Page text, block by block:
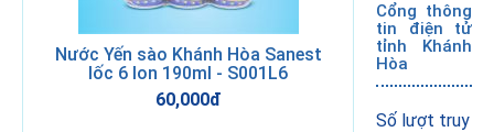
Nước Yến sào Khánh Hòa Sanest
lốc 6 lon 190ml - S001L6
60,000đ
Cổng thông
tin điện tử
tỉnh Khánh
Hòa
Số lượt truy